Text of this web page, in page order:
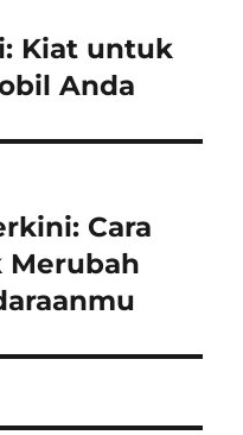
Kiat untuk
Anda
Cara
Merubah